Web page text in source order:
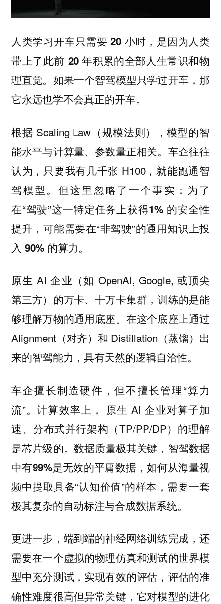
人类学习开车只需要 20 小时，是因为人类
带上了此前 20 年积累的全部人生常识和物
理直觉。如果一个智驾模型只学过开车，那
它永远也学不会真正的开车。
根据 Scaling Law（规模法则），模型的智
能水平与计算量、参数量正相关。车企往往
认为，只要我有几千张 H100，就能跑通智
驾模型。但这里忽略了一个事实：为了
在“驾驶”这一特定任务上获得1% 的安全性
提升 ，可能需要在“非驾驶”的通用知识上投
入 90% 的算力。
原生 AI 企业（如 OpenAI, Google, 或顶尖
第三方）的万卡、十万卡集群，训练的是能
够理解万物的通用底座。在这个底座上通过
Alignment（对齐）和 Distillation（蒸馏）出
来的智驾能力，具有天然的逻辑自洽性。
车企擅长制造硬件，但不擅长管理“算力
流”。计算效率上， 原生 AI 企业对算子加
速、分布式并行架构（TP/PP/DP）的理解
是芯片级的。 数据质量极其关键，智驾数据
中有99%是无效的平庸数据，如何从海量视
频中提取具备“认知价值”的样本，需要一套
极其复杂的自动标注与合成数据系统。
更进一步，端到端的神经网络训练完成，还
需要在一个虚拟的物理仿真和测试的世界模
型中充分测试，实现有效的评估，评估的准
确性难度很高但异常关键，它对模型的进化